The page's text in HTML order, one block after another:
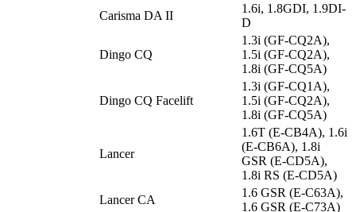
Carisma DA II
1.6i, 1.8GDI, 1.9DI-
D
Dingo CQ
1.3i (GF-CQ2A),
1.5i (GF-CQ2A),
1.8i (GF-CQ5A)
Dingo CQ Facelift
1.3i (GF-CQ1A),
1.5i (GF-CQ2A),
1.8i (GF-CQ5A)
Lancer
1.6T (E-CB4A), 1.6i
(E-CB6A), 1.8i
GSR (E-CD5A),
1.8i RS (E-CD5A)
Lancer CA
1.6 GSR (E-C63A),
1.6 GSR (E-C73A)